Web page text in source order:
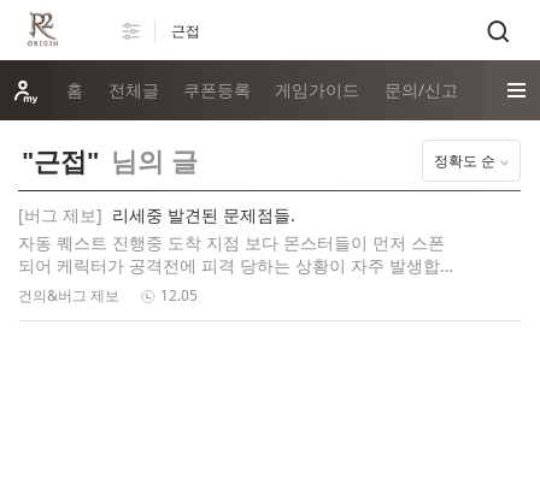
홈 전체글 쿠폰등록 게임가이드 문의/신고
"근접" 님의 글 정확도 순
[버그 제보] 리세중 발견된 문제점들.
자동 퀘스트 진행중 도착 지점 보다 몬스터들이 먼저 스폰
되어 케릭터가 공격전에 피격 당하는 상황이 자주 발생합
니다. 마을에서 퀘스트 진행중 간혈적인 팅김 현상이 발생
하며 스토리 재생중 자막이 너무 빨리 지나갑니다. 퀘스트
건의&버그 제보 12.05